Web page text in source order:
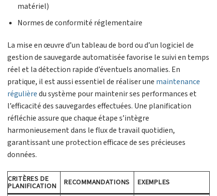
matériel)
Normes de conformité réglementaire
La mise en œuvre d’un tableau de bord ou d’un logiciel de
gestion de sauvegarde automatisée favorise le suivi en temps
réel et la détection rapide d’éventuels anomalies. En
pratique, il est aussi essentiel de réaliser une maintenance
régulièredu système pour maintenir ses performances et
l’efficacité des sauvegardes effectuées. Une planification
réfléchie assure que chaque étape s’intègre
harmonieusement dans le flux de travail quotidien,
garantissant une protection efficace de ses précieuses
données.
CRITÈRES DE
PLANIFICATION RECOMMANDATIONS EXEMPLES